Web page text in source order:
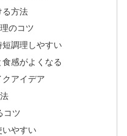
る方法
のコツ
調理しやすい
感がよくなる
アイデア
コツ
いやすい